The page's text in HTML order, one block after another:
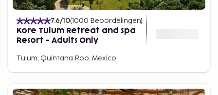
7.6/10(1000 Beoordelingen)
Kore Tulum Retreat and Spa
Resort - Adults Only
Tulum, Quintana Roo, Mexico